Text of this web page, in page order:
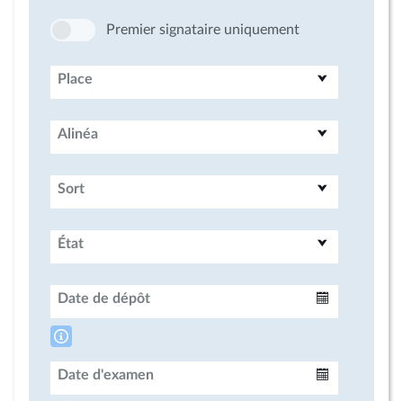
Premier signataire uniquement
Place
Alinéa
Sort
État
Date de dépôt
Date d'examen